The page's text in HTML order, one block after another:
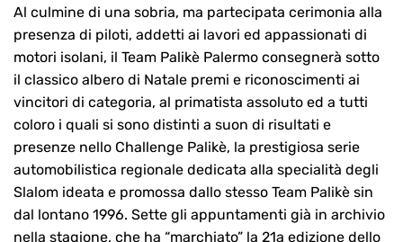
Al culmine di una sobria, ma partecipata cerimonia alla
presenza di piloti, addetti ai lavori ed appassionati di
motori isolani, il Team Palikè Palermo consegnerà sotto
il classico albero di Natale premi e riconoscimenti ai
vincitori di categoria, al primatista assoluto ed a tutti
coloro i quali si sono distinti a suon di risultati e
presenze nello Challenge Palikè, la prestigiosa serie
automobilistica regionale dedicata alla specialità degli
Slalom ideata e promossa dallo stesso Team Palikè sin
dal lontano 1996. Sette gli appuntamenti già in archivio
nella stagione, che ha “marchiato” la 21a edizione dello